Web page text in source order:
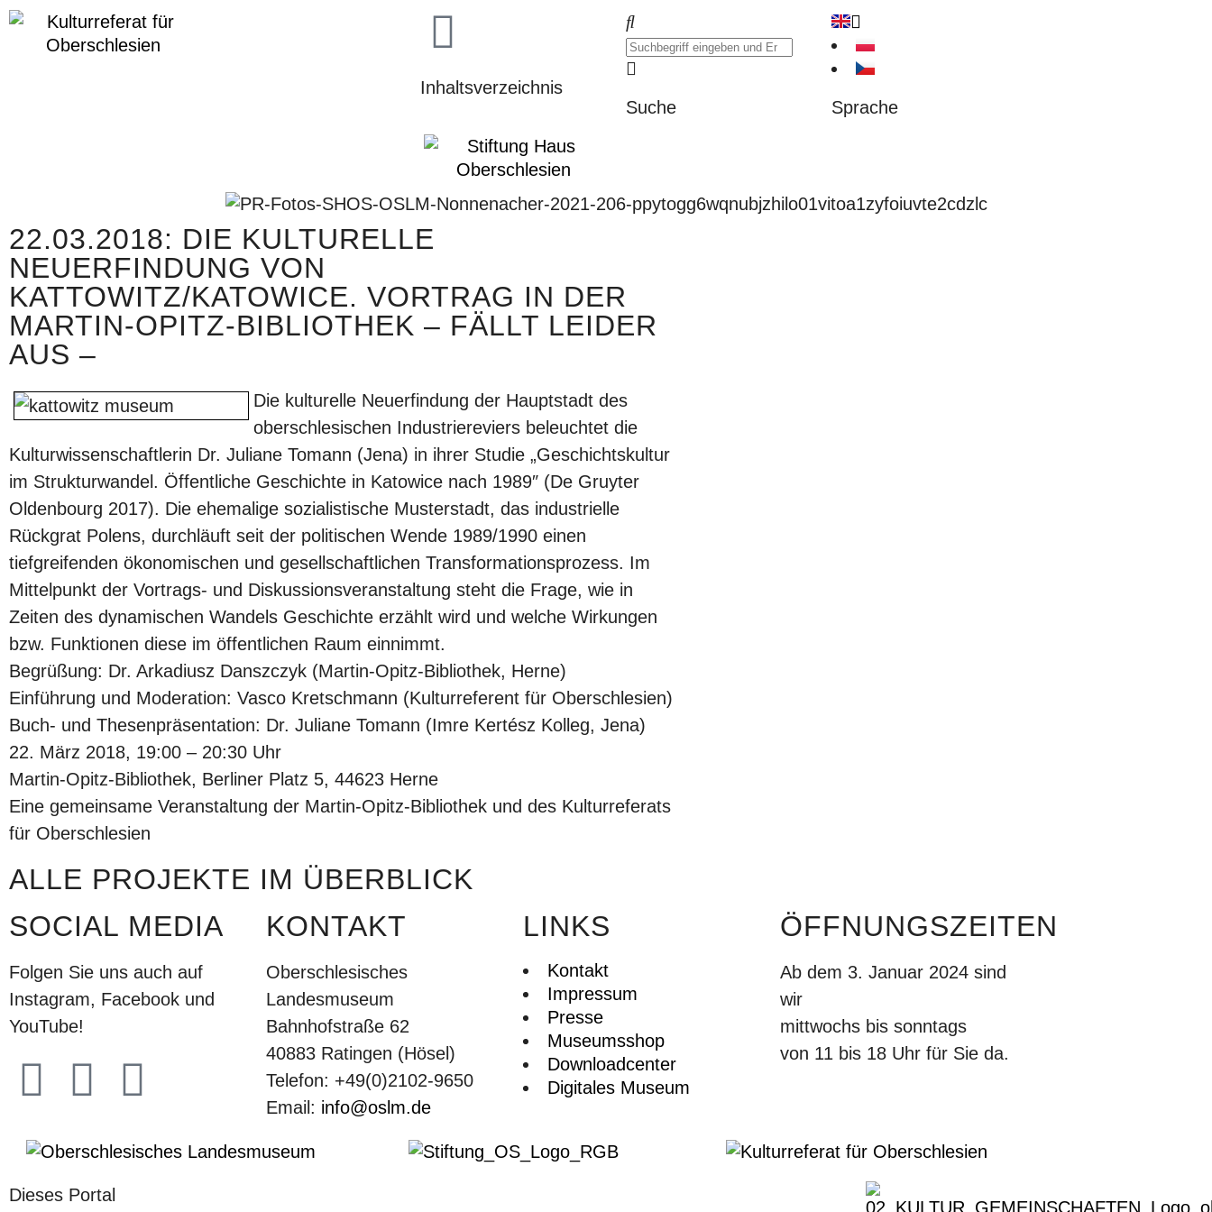
Inhaltsverzeichnis
Suche
Sprache
22.03.2018: DIE KULTURELLE
NEUERFINDUNG VON
KATTOWITZ/KATOWICE. VORTRAG IN DER
MARTIN-OPITZ-BIBLIOTHEK – FÄLLT LEIDER
AUS –
Die kulturelle Neuerfindung der Hauptstadt des
oberschlesischen Industriereviers beleuchtet die
Kulturwissenschaftlerin Dr. Juliane Tomann (Jena) in ihrer Studie „Geschichtskultur
im Strukturwandel. Öffentliche Geschichte in Katowice nach 1989″ (De Gruyter
Oldenbourg 2017). Die ehemalige sozialistische Musterstadt, das industrielle
Rückgrat Polens, durchläuft seit der politischen Wende 1989/1990 einen
tiefgreifenden ökonomischen und gesellschaftlichen Transformationsprozess. Im
Mittelpunkt der Vortrags- und Diskussionsveranstaltung steht die Frage, wie in
Zeiten des dynamischen Wandels Geschichte erzählt wird und welche Wirkungen
bzw. Funktionen diese im öffentlichen Raum einnimmt.
Begrüßung: Dr. Arkadiusz Danszczyk (Martin-Opitz-Bibliothek, Herne)
Einführung und Moderation: Vasco Kretschmann (Kulturreferent für Oberschlesien)
Buch- und Thesenpräsentation: Dr. Juliane Tomann (Imre Kertész Kolleg, Jena)
22. März 2018, 19:00 – 20:30 Uhr
Martin-Opitz-Bibliothek, Berliner Platz 5, 44623 Herne
Eine gemeinsame Veranstaltung der Martin-Opitz-Bibliothek und des Kulturreferats
für Oberschlesien
ALLE PROJEKTE IM ÜBERBLICK
SOCIAL MEDIA
Folgen Sie uns auch auf
Instagram, Facebook und
YouTube!
KONTAKT
Oberschlesisches
Landesmuseum
Bahnhofstraße 62
40883 Ratingen (Hösel)
Telefon: +49(0)2102-9650
Email: info@oslm.de
LINKS
Kontakt
Impressum
Presse
Museumsshop
Downloadcenter
Digitales Museum
ÖFFNUNGSZEITEN
Ab dem 3. Januar 2024 sind
wir
mittwochs bis sonntags
von 11 bis 18 Uhr für Sie da.
Dieses Portal